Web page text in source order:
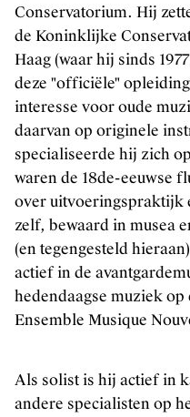
FAQ
Contact
Credits
Kunsten.be
Conservatorium. Hij
de Koninklijke
Haag (waar hij sinds
deze "officiële"
interesse voor oude
daarvan op originele
specialiseerde hij zich
waren de 18de-eeuwse
over uitvoeringspraktijk
zelf, bewaard in musea
(en tegengesteld
actief in de
hedendaagse muziek
Ensemble Musique
Als solist is hij actief in
andere specialisten op